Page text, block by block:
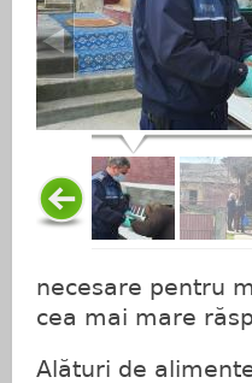
necesare pentru
cea mai mare
Alături de